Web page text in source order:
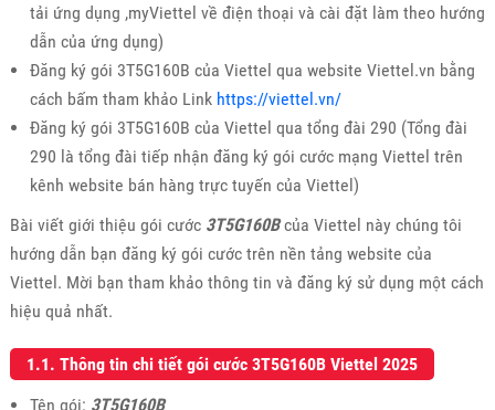
tải ứng dụng ,myViettel về điện thoại và cài đặt làm theo hướng
dẫn của ứng dụng)
Đăng ký gói 3T5G160B của Viettel qua website Viettel.vn bằng
cách bấm tham khảo Link https://viettel.vn/
Đăng ký gói 3T5G160B của Viettel qua tổng đài 290 (Tổng đài
290 là tổng đài tiếp nhận đăng ký gói cước mạng Viettel trên
kênh website bán hàng trực tuyến của Viettel)
Bài viết giới thiệu gói cước 3T5G160Bcủa Viettel này chúng tôi
hướng dẫn bạn đăng ký gói cước trên nền tảng website của
Viettel. Mời bạn tham khảo thông tin và đăng ký sử dụng một cách
hiệu quả nhất.
1.1. Thông tin chi tiết gói cước 3T5G160B Viettel 2025
Tên gói: 3T5G160B